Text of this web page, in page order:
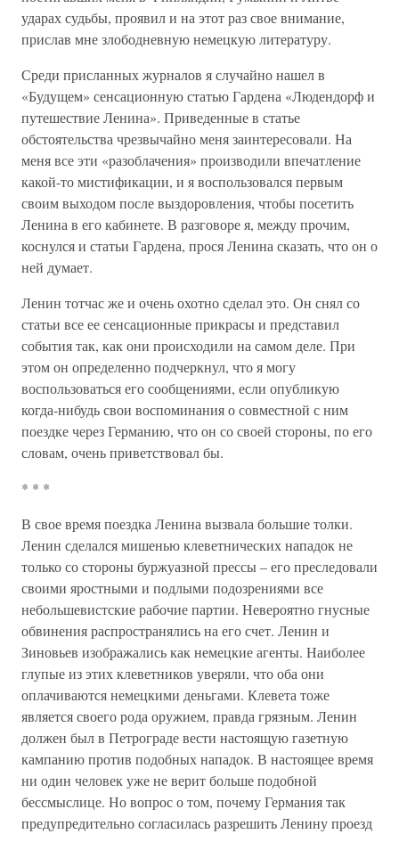
ударах судьбы, проявил и на этот раз свое внимание,
прислав мне злободневную немецкую литературу.
Среди присланных журналов я случайно нашел в
«Будущем» сенсационную статью Гардена «Людендорф и
путешествие Ленина». Приведенные в статье
обстоятельства чрезвычайно меня заинтересовали. На
меня все эти «разоблачения» производили впечатление
какой-то мистификации, и я воспользовался первым
своим выходом после выздоровления, чтобы посетить
Ленина в его кабинете. В разговоре я, между прочим,
коснулся и статьи Гардена, прося Ленина сказать, что он о
ней думает.
Ленин тотчас же и очень охотно сделал это. Он снял со
статьи все ее сенсационные прикрасы и представил
события так, как они происходили на самом деле. При
этом он определенно подчеркнул, что я могу
воспользоваться его сообщениями, если опубликую
когда-нибудь свои воспоминания о совместной с ним
поездке через Германию, что он со своей стороны, по его
словам, очень приветствовал бы.
* * *
В свое время поездка Ленина вызвала большие толки.
Ленин сделался мишенью клеветнических нападок не
только со стороны буржуазной прессы – его преследовали
своими яростными и подлыми подозрениями все
небольшевистские рабочие партии. Невероятно гнусные
обвинения распространялись на его счет. Ленин и
Зиновьев изображались как немецкие агенты. Наиболее
глупые из этих клеветников уверяли, что оба они
оплачиваются немецкими деньгами. Клевета тоже
является своего рода оружием, правда грязным. Ленин
должен был в Петрограде вести настоящую газетную
кампанию против подобных нападок. В настоящее время
ни один человек уже не верит больше подобной
бессмыслице. Но вопрос о том, почему Германия так
предупредительно согласилась разрешить Ленину проезд